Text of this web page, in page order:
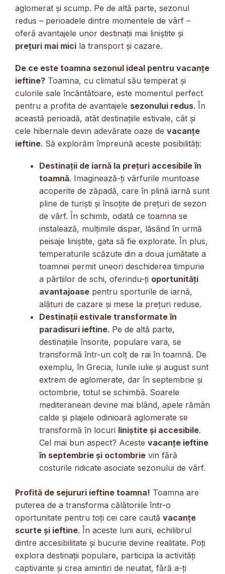
aglomerat și scump. Pe de altă parte, sezonul
redus – perioadele dintre momentele de vârf –
oferă avantajele unor destinații mai liniștite și
prețuri mai mici la transport și cazare.
De ce este toamna sezonul ideal pentru vacanțe
ieftine? Toamna, cu climatul său temperat și
culorile sale încântătoare, este momentul perfect
pentru a profita de avantajele sezonului redus. În
această perioadă, atât destinațiile estivale, cât și
cele hibernale devin adevărate oaze de vacanțe
ieftine. Să explorăm împreună aceste posibilități:
Destinații de iarnă la prețuri accesibile în
toamnă. Imaginează-ți vârfurile muntoase
acoperite de zăpadă, care în plină iarnă sunt
pline de turiști și însoțite de prețuri de sezon
de vârf. În schimb, odată ce toamna se
instalează, mulțimile dispar, lăsând în urmă
peisaje liniștite, gata să fie explorate. În plus,
temperaturile scăzute din a doua jumătate a
toamnei permit uneori deschiderea timpurie
a pârtiilor de schi, oferindu-ți oportunități
avantajoase pentru sporturile de iarnă,
alături de cazare și mese la prețuri reduse.
Destinații estivale transformate în
paradisuri ieftine. Pe de altă parte,
destinațiile însorite, populare vara, se
transformă într-un colț de rai în toamnă. De
exemplu, în Grecia, lunile iulie și august sunt
extrem de aglomerate, dar în septembrie și
octombrie, totul se schimbă. Soarele
mediteranean devine mai blând, apele rămân
calde și plajele odinioară aglomerate se
transformă în locuri liniștite și accesibile.
Cel mai bun aspect? Aceste vacanțe ieftine
în septembrie și octombrie vin fără
costurile ridicate asociate sezonului de vârf.
Profită de sejururi ieftine toamna! Toamna are
puterea de a transforma călătoriile într-o
oportunitate pentru toți cei care caută vacanțe
scurte și ieftine. În aceste luni aurii, echilibrul
dintre accesibilitate și bucurie devine realitate. Poți
explora destinații populare, participa la activități
captivante și crea amintiri de neuitat, fără a-ți